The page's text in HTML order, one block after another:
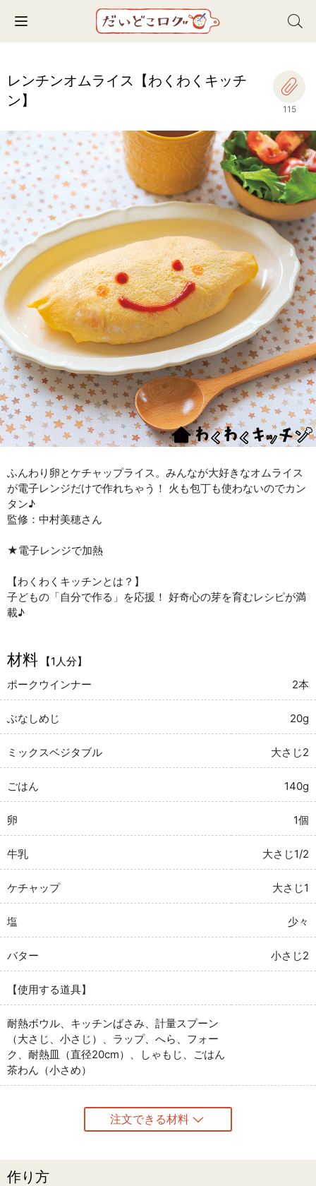
Toggle navigation
レンチンオムライス【わくわくキッチ
ン】
115
ふんわり卵とケチャップライス。みんなが大好きなオムライス
が電子レンジだけで作れちゃう！ 火も包丁も使わないのでカン
タン♪
監修：中村美穂さん
★電子レンジで加熱
【わくわくキッチンとは？】
子どもの「自分で作る」を応援！ 好奇心の芽を育むレシピが満
載♪
材料
【1人分】
ポークウインナー
2本
ぶなしめじ 20g
ミックスベジタブル 大さじ2
ごはん 140g
卵 1個
牛乳 大さじ1/2
ケチャップ 大さじ1
塩 少々
バター 小さじ2
【使用する道具】
耐熱ボウル、キッチンばさみ、計量スプーン
（大さじ、小さじ）、ラップ、へら、フォー
ク、耐熱皿（直径20cm）、しゃもじ、ごはん
茶わん（小さめ）
注文できる材料
作り方